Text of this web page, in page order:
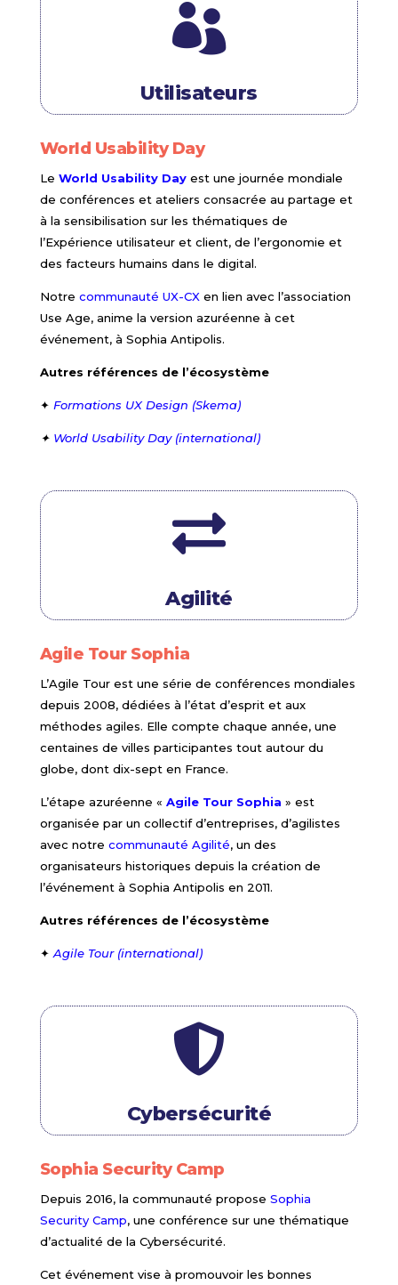

Utilisateurs
World Usability Day
Le World Usability Dayest une journée mondiale
de conférences et ateliers consacrée au partage et
à la sensibilisation sur les thématiques de
l’Expérience utilisateur et client, de l’ergonomie et
des facteurs humains dans le digital.
Notre communauté UX-CXen lien avec l’association
Use Age, anime la version azuréenne à cet
événement, à Sophia Antipolis.
Autres références de l’écosystème
✦ Formations UX Design (Skema)
✦ World Usability Day (international)

Agilité
Agile Tour Sophia
L’Agile Tour est une série de conférences mondiales
depuis 2008, dédiées à l’état d’esprit et aux
méthodes agiles. Elle compte chaque année, une
centaines de villes participantes tout autour du
globe, dont dix-sept en France.
L’étape azuréenne « Agile Tour Sophia » est
organisée par un collectif d’entreprises, d’agilistes
avec notre communauté Agilité, un des
organisateurs historiques depuis la création de
l’événement à Sophia Antipolis en 2011.
Autres références de l’écosystème
✦ Agile Tour (international)

Cybersécurité
Sophia Security Camp
Depuis 2016, la communauté propose Sophia
Security Camp, une conférence sur une thématique
d’actualité de la Cybersécurité.
Cet événement vise à promouvoir les bonnes